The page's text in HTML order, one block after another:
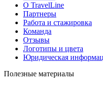
О TravelLine
Партнеры
Работа и стажировка
Команда
Отзывы
Логотипы и цвета
Юридическая
Полезные материалы